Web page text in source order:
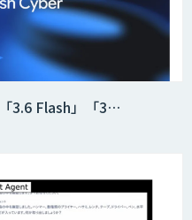
イディーゼロ）
3.6 Flash」「3…